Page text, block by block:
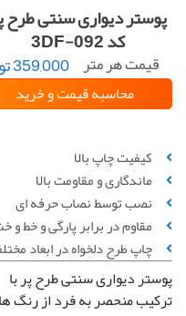
دیواری سنتی طرح پر
قیمت هر متر
مربع : 359,000تومان
کیفیت چاپ بالا
ماندگاری و مقاومت بالا
نصب توسط نصاب حرفه ای
مقاوم در برابر پارگی و خط‌ و خش
چاپ طرح دلخواه در ابعاد مختلف
محاسبه قیمتو خرید
عرض
دیوار
*
ارتفاع
دیوار
دیواری سنتی طرح پر با
منحصر به فرد از رنگ های